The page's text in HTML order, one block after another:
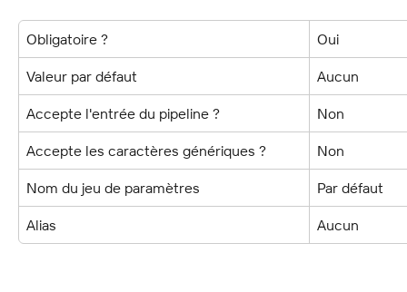
Obligatoire ? Oui
Valeur par défaut Aucun
Accepte l'entrée du pipeline ? Non
Accepte les caractères génériques ? Non
Nom du jeu de paramètres Par défaut
Alias Aucun